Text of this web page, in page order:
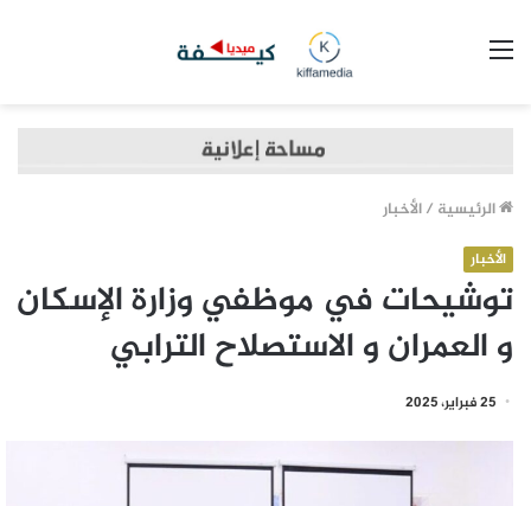
الرئيسية /الأخبار
الأخبار
توشيحات في موظفي وزارة الإسكان
و العمران و الاستصلاح الترابي
25 فبراير، 2025